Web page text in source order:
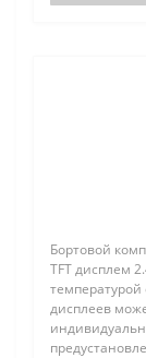
Бортовой
TFT дисплем
температурой
дисплеев